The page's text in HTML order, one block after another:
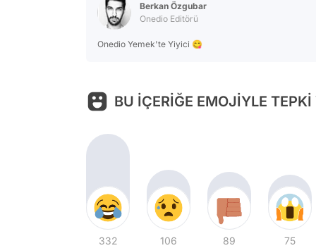
Berkan Özgubar
Onedio Editörü
Onedio Yemek'te Yiyici 😋
BU İÇERİĞE EMOJİYLE TEPKİ
332 106 89 75